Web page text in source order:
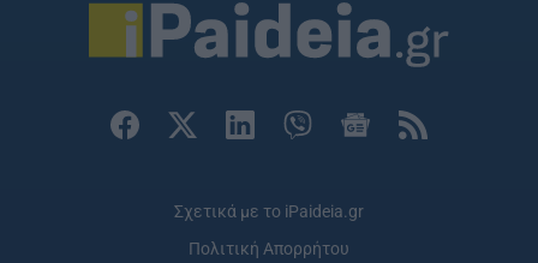
Σχετικά με το iPaideia.gr
Πολιτική Απορρήτου